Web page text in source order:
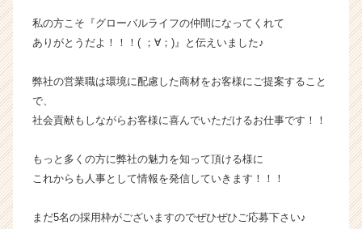
ャ
リ
（C
e
C
a
e
私の方こそ『グローバルライフの仲間になってくれて
ありがとうだよ！！！( ；∀；)』と伝えいました♪
弊社の営業職は環境に配慮した商材をお客様にご提案すること
で、
社会貢献もしながらお客様に喜んでいただけるお仕事です！！
もっと多くの方に弊社の魅力を知って頂ける様に
これからも人事として情報を発信していきます！！！
まだ5名の採用枠がございますのでぜひぜひご応募下さい♪